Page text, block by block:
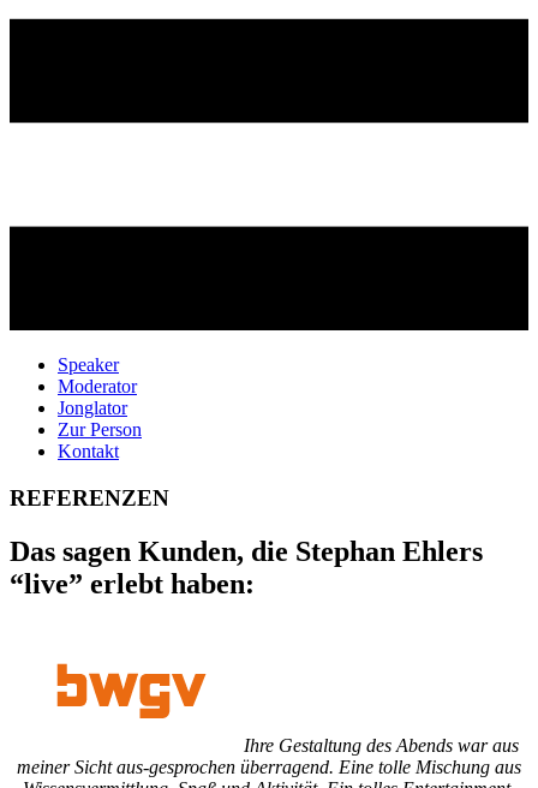
Speaker
Moderator
Jonglator
Zur Person
Kontakt
REFERENZEN
Das sagen Kunden, die Stephan Ehlers
“live” erlebt haben:
Ihre Gestaltung des Abends war aus
meiner Sicht aus-gesprochen überragend. Eine tolle Mischung aus